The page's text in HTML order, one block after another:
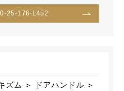
25-176-L452
ム ＞ ドアハンドル ＞